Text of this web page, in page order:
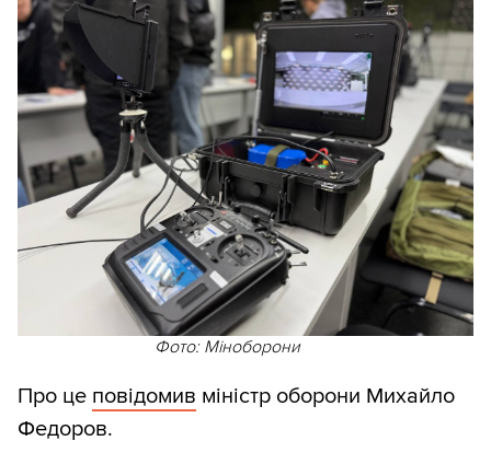
Фото: Міноборони
Про це повідомив міністр оборони Михайло
Федоров.